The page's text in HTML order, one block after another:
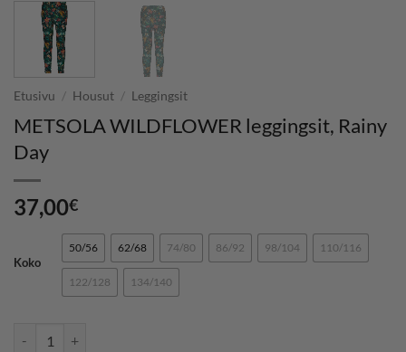
Etusivu / Housut / Leggingsit
METSOLA WILDFLOWER leggingsit, Rainy
Day
37,00€
Koko
50/56 62/68 74/80 86/92 98/104 110/116
122/128 134/140